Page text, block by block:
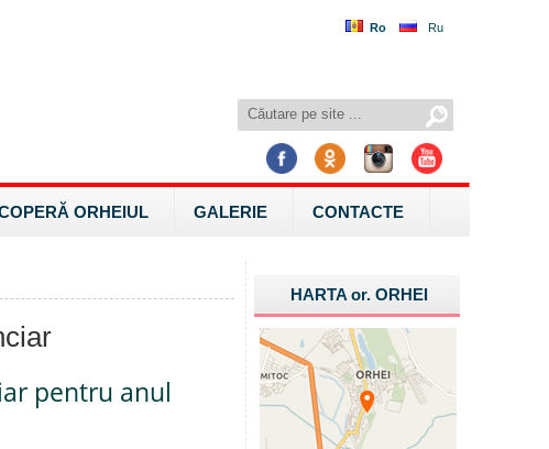
Ro Ru
ORHEIUL GALERIE CONTACTE
pentru anul
HARTA or.ORHEI